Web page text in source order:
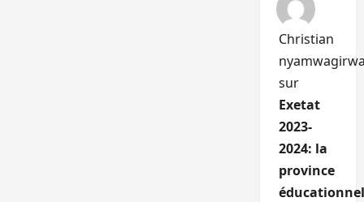
Christian
sur
Exetat
2023-
2024: la
province